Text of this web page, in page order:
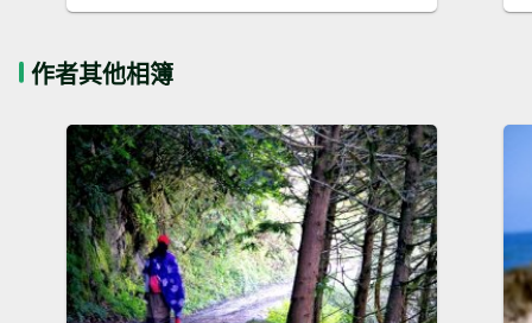
作者其他相簿